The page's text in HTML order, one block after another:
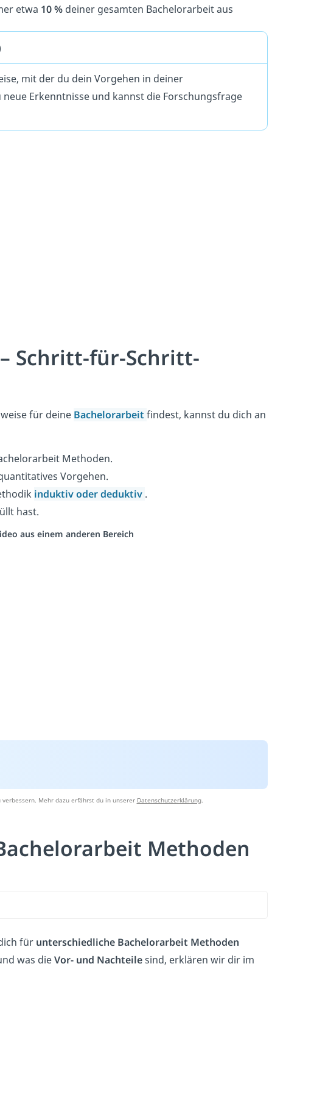
etwa 10 % deiner gesamten Bachelorarbeit aus
mit der du dein Vorgehen in deiner
Erkenntnisse und kannst die Forschungsfrage
Schritt-für-Schritt-
für deine Bachelorarbeit findest, kannst du dich an
Methoden.
Vorgehen.
induktiv oder deduktiv .
hast.
aus einem anderen Bereich
Mehr dazu erfährst du in unserer Datenschutzerklärung.
Methoden
für unterschiedliche Bachelorarbeit Methoden
was dieVor- und Nachteilesind, erklären wir dir im